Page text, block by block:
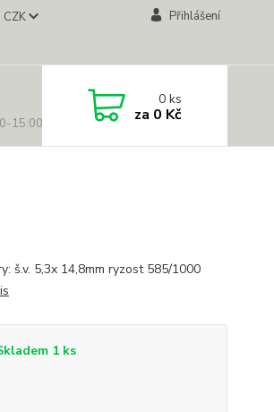
CZK Přihlášení
15:00 hod.)
0ks
za 0 Kč
š.v. 5,3x 14,8mm ryzost 585/1000
1 ks